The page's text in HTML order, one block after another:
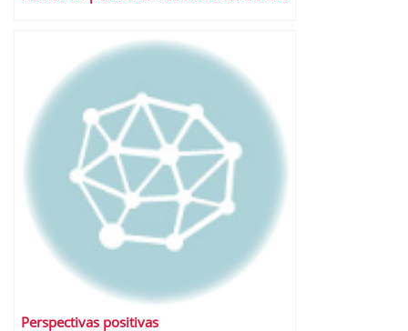
Perspectivas positivas